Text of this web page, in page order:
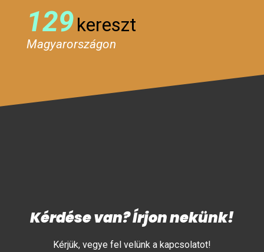
129kereszt
Magyarországon
Kérdése van? Írjon nekünk!
Kérjük, vegye fel velünk a kapcsolatot!